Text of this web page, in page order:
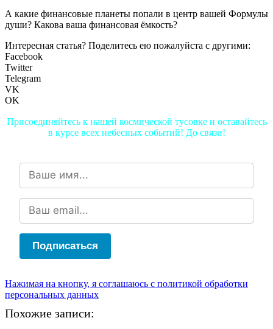
А какие финансовые планеты попали в центр вашей Формулы
души? Какова ваша финансовая ёмкость?
Интересная статья? Поделитесь ею пожалуйста с другими:
Facebook
Twitter
Telegram
VK
OK
Присоединяйтесь к нашей космической тусовке и оставайтесь
в курсе всех небесных событий! До связи!
Подписаться
Нажимая на кнопку, я соглашаюсь с политикой обработки
персональных данных
Похожие записи: